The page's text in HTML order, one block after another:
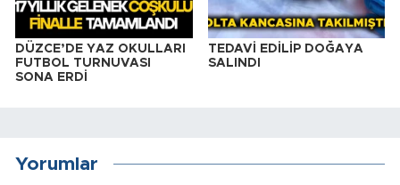
DÜZCE’DE YAZ OKULLARI
FUTBOL TURNUVASI
SONA ERDİ
TEDAVİ EDİLİP DOĞAYA
SALINDI
Yorumlar